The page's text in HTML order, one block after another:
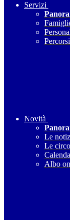
Servizi
Novità
Le
Le
Albo